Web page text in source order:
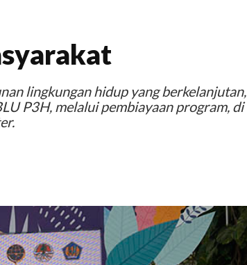
lingkungan hidup yang berkelanjutan,
P3H, melalui pembiayaan program, di